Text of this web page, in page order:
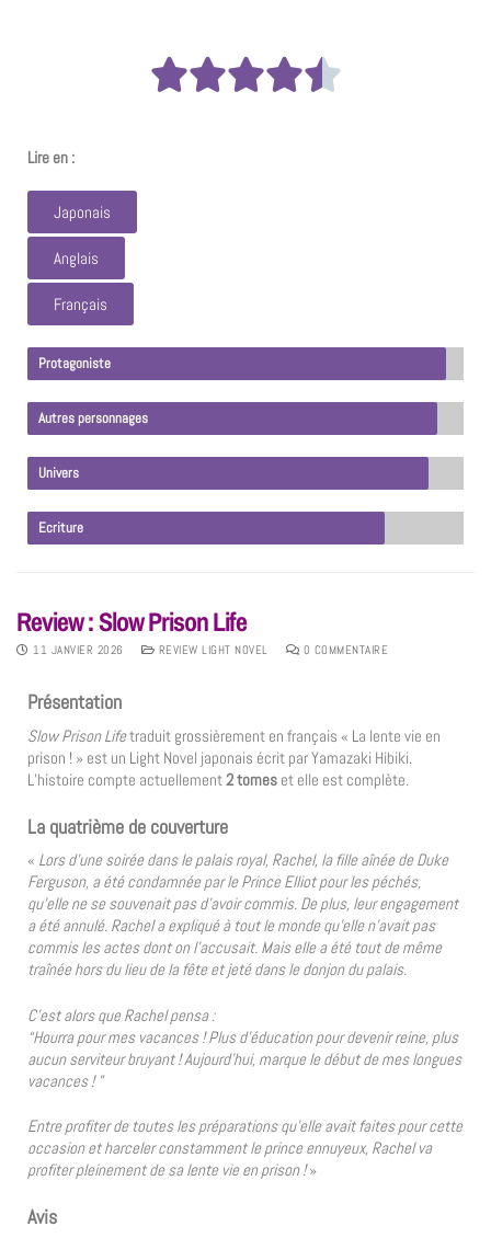
Lire en :
Japonais
Anglais
Français
Protagoniste
Autres personnages
Univers
Ecriture
Review : Slow Prison Life
11 JANVIER 2026 REVIEW LIGHT NOVEL 0 COMMENTAIRE
Présentation
Slow Prison Lifetraduit grossièrement en français « La lente vie en
prison ! » est un Light Novel japonais écrit par Yamazaki Hibiki.
L’histoire compte actuellement 2 tomes et elle est complète.
La quatrième de couverture
« Lors d’une soirée dans le palais royal, Rachel, la fille aînée de Duke
Ferguson, a été condamnée par le Prince Elliot pour les péchés,
qu’elle ne se souvenait pas d’avoir commis. De plus, leur engagement
a été annulé. Rachel a expliqué à tout le monde qu’elle n’avait pas
commis les actes dont on l’accusait. Mais elle a été tout de même
traînée hors du lieu de la fête et jeté dans le donjon du palais.
C’est alors que Rachel pensa :
“Hourra pour mes vacances ! Plus d’éducation pour devenir reine, plus
aucun serviteur bruyant ! Aujourd’hui, marque le début de mes longues
vacances ! ”
Entre profiter de toutes les préparations qu’elle avait faites pour cette
occasion et harceler constamment le prince ennuyeux, Rachel va
profiter pleinement de sa lente vie en prison !»
Avis